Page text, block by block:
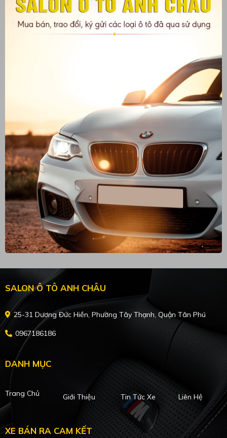
SALON Ô TÔ ANH CHÂU
25-31 Dương Đức Hiền, Phường Tây Thạnh, Quận Tân Phú
0967186186
DANH MỤC
Trang Chủ Giới Thiệu Tin Tức Xe Liên Hệ
XE BÁN RA CAM KẾT